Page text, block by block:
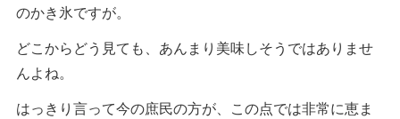
のかき氷ですが。
どこからどう見ても、あんまり美味しそうではありませ
んよね。
はっきり言って今の庶民の方が、この点では非常に恵ま